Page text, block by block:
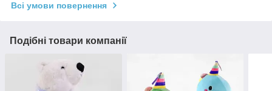
Всі умови повернення
Подібні товари компанії